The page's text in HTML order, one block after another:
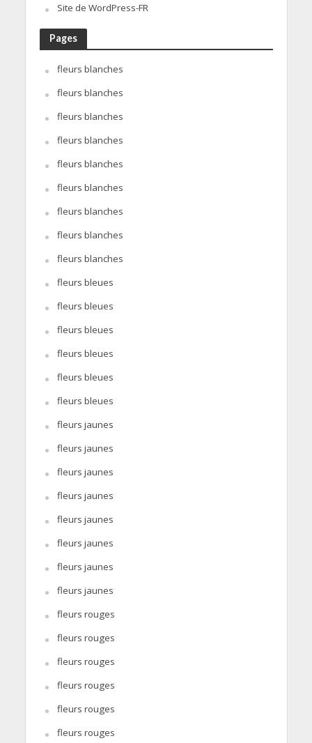
Site de WordPress-FR
Pages
fleurs blanches
fleurs blanches
fleurs blanches
fleurs blanches
fleurs blanches
fleurs blanches
fleurs blanches
fleurs blanches
fleurs blanches
fleurs bleues
fleurs bleues
fleurs bleues
fleurs bleues
fleurs bleues
fleurs bleues
fleurs jaunes
fleurs jaunes
fleurs jaunes
fleurs jaunes
fleurs jaunes
fleurs jaunes
fleurs jaunes
fleurs jaunes
fleurs rouges
fleurs rouges
fleurs rouges
fleurs rouges
fleurs rouges
fleurs rouges